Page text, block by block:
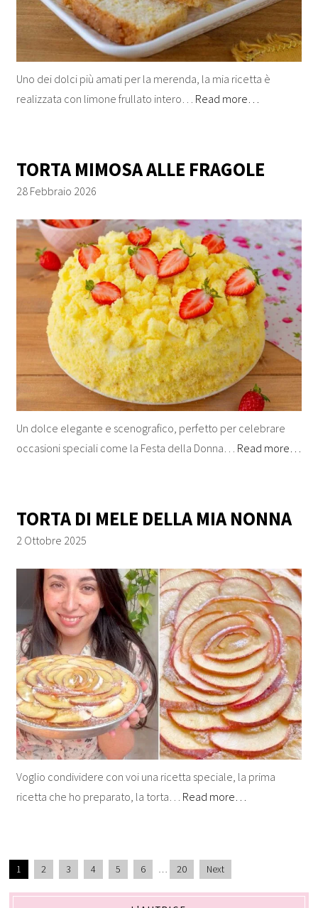
Uno dei dolci più amati per la merenda, la mia ricetta è
realizzata con limone frullato intero… Read more…
TORTA MIMOSA ALLE FRAGOLE
28 Febbraio 2026
Un dolce elegante e scenografico, perfetto per celebrare
occasioni speciali come la Festa della Donna… Read more…
TORTA DI MELE DELLA MIA NONNA
2 Ottobre 2025
Voglio condividere con voi una ricetta speciale, la prima
ricetta che ho preparato, la torta… Read more…
1 2 3 4 5 6 … 20 Next